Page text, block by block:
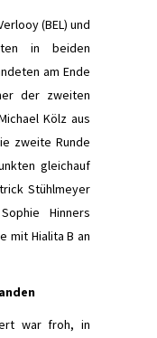
(BEL) und
in beiden
am Ende
der zweiten
Kölz aus
zweite Runde
gleichauf
Stühlmeyer
Hinners
mit Hialita B an
war froh, in